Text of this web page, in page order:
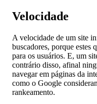
Velocidade
A velocidade de um site
buscadores, porque estes
para os usuários. E, um
contrário disso, afinal
navegar em páginas da
como o Google
rankeamento.